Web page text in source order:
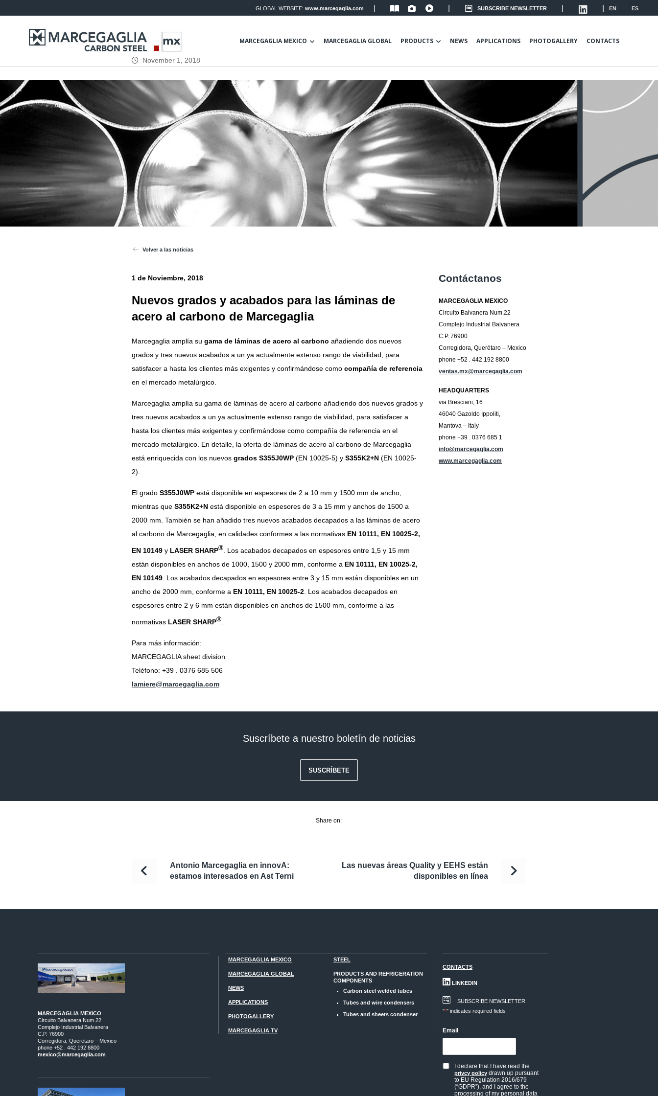
EN ES
SUBSCRIBE NEWSLETTER
GLOBAL WEBSITE: www.marcegaglia.com
MARCEGAGLIA MEXICO MARCEGAGLIA GLOBAL PRODUCTS NEWS APPLICATIONS PHOTOGALLERY CONTACTS
November 1, 2018
Volver a las noticias
1 de Noviembre, 2018
Nuevos grados y acabados para las láminas de
acero al carbono de Marcegaglia
Marcegaglia amplía su gama de láminas de acero al carbono añadiendo dos nuevos
grados y tres nuevos acabados a un ya actualmente extenso rango de viabilidad, para
satisfacer a hasta los clientes más exigentes y confirmándose como compañía de referencia
en el mercado metalúrgico.
Marcegaglia amplía su gama de láminas de acero al carbono añadiendo dos nuevos grados y
tres nuevos acabados a un ya actualmente extenso rango de viabilidad, para satisfacer a
hasta los clientes más exigentes y confirmándose como compañía de referencia en el
mercado metalúrgico. En detalle, la oferta de láminas de acero al carbono de Marcegaglia
está enriquecida con los nuevos grados S355J0WP(EN 10025-5) y S355K2+N(EN 10025-
2).
El grado S355J0WPestá disponible en espesores de 2 a 10 mm y 1500 mm de ancho,
mientras que S355K2+Nestá disponible en espesores de 3 a 15 mm y anchos de 1500 a
2000 mm. También se han añadido tres nuevos acabados decapados a las láminas de acero
al carbono de Marcegaglia, en calidades conformes a las normativas EN 10111, EN 10025-2,
EN 10149y LASER SHARP®. Los acabados decapados en espesores entre 1,5 y 15 mm
están disponibles en anchos de 1000, 1500 y 2000 mm, conforme a EN 10111, EN 10025-2,
EN 10149. Los acabados decapados en espesores entre 3 y 15 mm están disponibles en un
ancho de 2000 mm, conforme a EN 10111, EN 10025-2. Los acabados decapados en
espesores entre 2 y 6 mm están disponibles en anchos de 1500 mm, conforme a las
normativas LASER SHARP®.
Para más información:
MARCEGAGLIA sheet division
Teléfono: +39 . 0376 685 506
lamiere@marcegaglia.com
Contáctanos
MARCEGAGLIA MEXICO
Circuito Balvanera Num.22
Complejo Industrial Balvanera
C.P. 76900
Corregidora, Querétaro – Mexico
phone +52 . 442 192 8800
ventas.mx@marcegaglia.com
HEADQUARTERS
via Bresciani, 16
46040 Gazoldo Ippoliti,
Mantova – Italy
phone +39 . 0376 685 1
info@marcegaglia.com
www.marcegaglia.com
Suscríbete a nuestro boletín de noticias
SUSCRÍBETE
Share on:
Antonio Marcegaglia en innovA:
estamos interesados en Ast Terni
Las nuevas áreas Quality y EEHS están
disponibles en línea
MARCEGAGLIA MEXICO
Circuito Balvanera Num.22
Complejo Industrial Balvanera
C.P. 76900
Corregidora, Queretaro – Mexico
phone +52 . 442 192 8800
mexico@marcegaglia.com
MARCEGAGLIA MEXICO
MARCEGAGLIA GLOBAL
NEWS
APPLICATIONS
PHOTOGALLERY
MARCEGAGLIA TV
STEEL
PRODUCTS AND REFRIGERATION
COMPONENTS
Carbon steel welded tubes
Tubes and wire condensers
Tubes and sheets condenser
CONTACTS
LINKEDIN
SUBSCRIBE NEWSLETTER
"*" indicates required fields
Email
Privacy
policy
I declare that I have read the
privcy policy drawn up pursuant
to EU Regulation 2016/679
(“GDPR”), and I agree to the
processing of my personal data